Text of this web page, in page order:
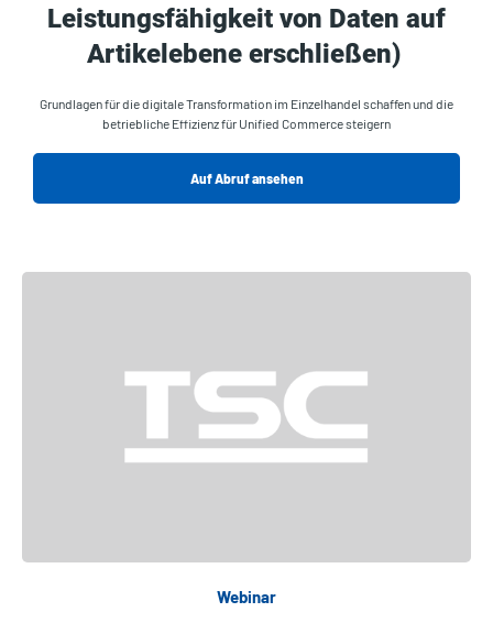
Leistungsfähigkeit von Daten auf
Artikelebene erschließen)
Grundlagen für die digitale Transformation im Einzelhandel schaffen und die
betriebliche Effizienz für Unified Commerce steigern
Auf Abruf ansehen
Webinar